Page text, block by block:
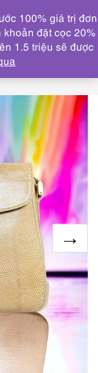
DANH MỤC
Lizard skin
100% giá trị đơn
đặt cọc 20%
1.5 triệu sẽ được